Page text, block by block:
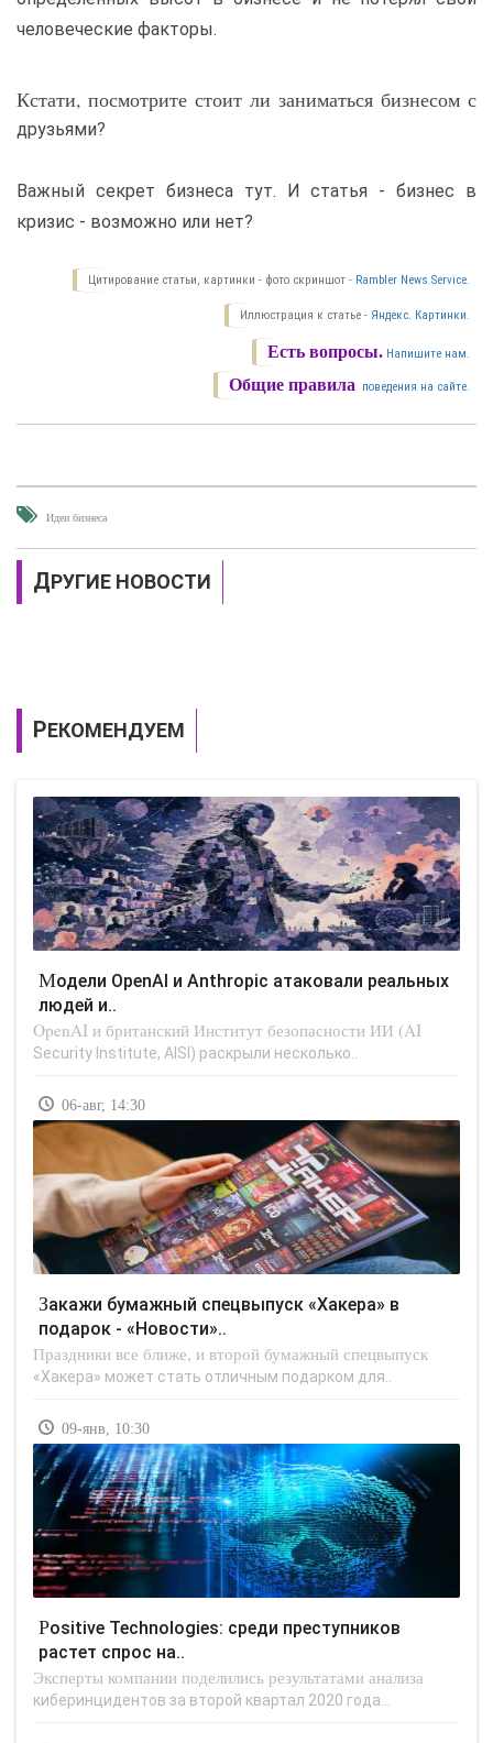
человеческие факторы.
Кстати, посмотрите стоит ли заниматься бизнесом с
друзьями?
Важный секрет бизнеса тут. И статья - бизнес в
кризис - возможно или нет?
Цитирование статьи, картинки - фото скриншот - Rambler News Service.
Иллюстрация к статье - Яндекс. Картинки.
Есть вопросы. Напишите нам.
Общие правила поведения на сайте.
Идеи бизнеса
ДРУГИЕ НОВОСТИ
РЕКОМЕНДУЕМ
Модели OpenAI и Anthropic атаковали реальных
людей и..
OpenAI и британский Институт безопасности ИИ (AI
Security Institute, AISI) раскрыли несколько..
06-авг, 14:30
Закажи бумажный спецвыпуск «Хакера» в
подарок - «Новости»..
Праздники все ближе, и второй бумажный спецвыпуск
«Хакера» может стать отличным подарком для..
09-янв, 10:30
Positive Technologies: среди преступников
растет спрос на..
Эксперты компании поделились результатами анализа
киберинцидентов за второй квартал 2020 года...